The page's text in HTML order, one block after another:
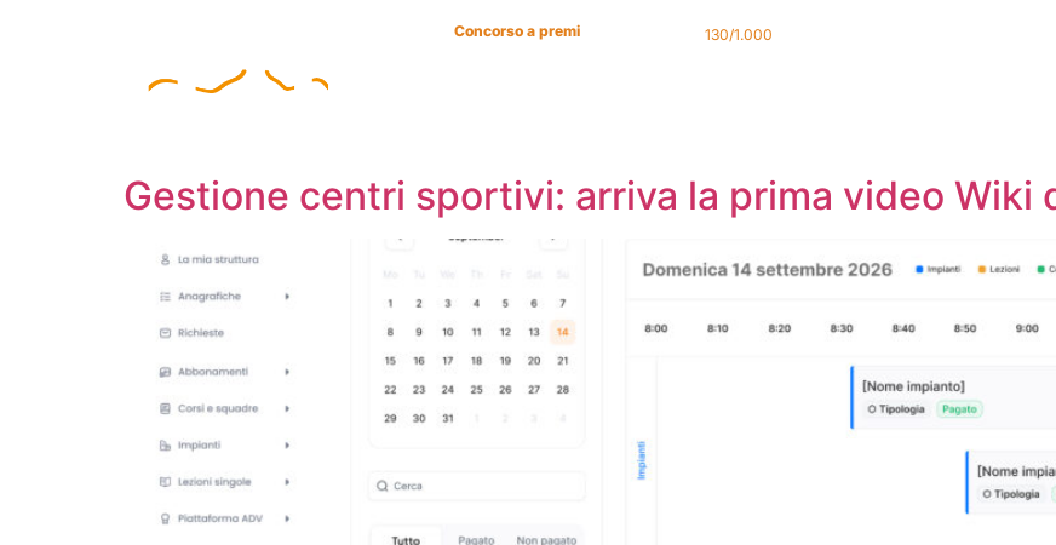
Concorso a premi IDS Premium:130/1.000
Gestione centri sportivi: arriva la prima video Wiki